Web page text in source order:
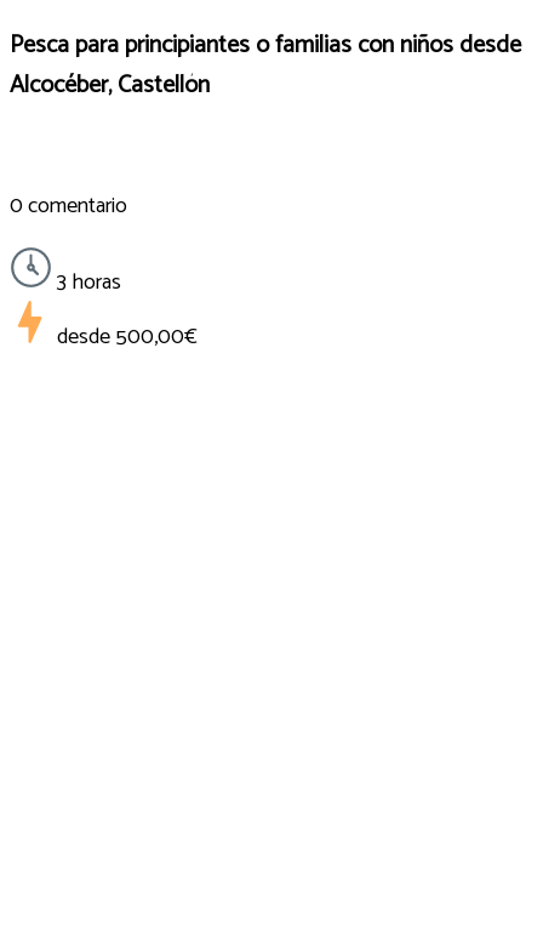
Pesca para principiantes o familias con niños desde
Alcocéber, Castellón
0 comentario
3 horas
desde500,00€